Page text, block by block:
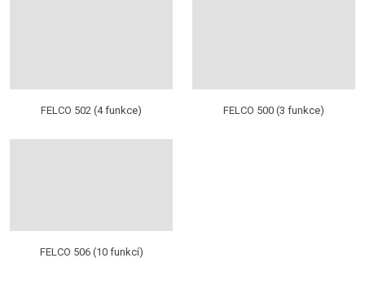
FELCO 502 (4 funkce) FELCO 500 (3 funkce)
FELCO 506 (10 funkcí)